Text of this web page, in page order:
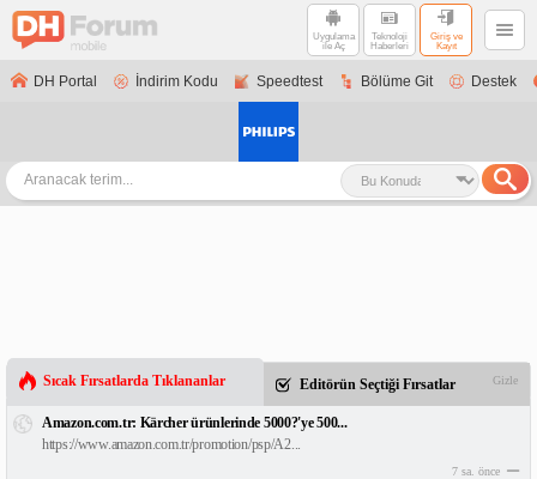
Uygulama
ile Aç
Teknoloji
Haberleri
Giriş ve
Kayıt
DH Portal İndirim Kodu Speedtest Bölüme Git Destek
Sıcak Fırsatlarda Tıklananlar Editörün Seçtiği Fırsatlar Gizle
Amazon.com.tr: Kärcher ürünlerinde 5000?'ye 500...
https://www.amazon.com.tr/promotion/psp/A2...
7 sa. önce